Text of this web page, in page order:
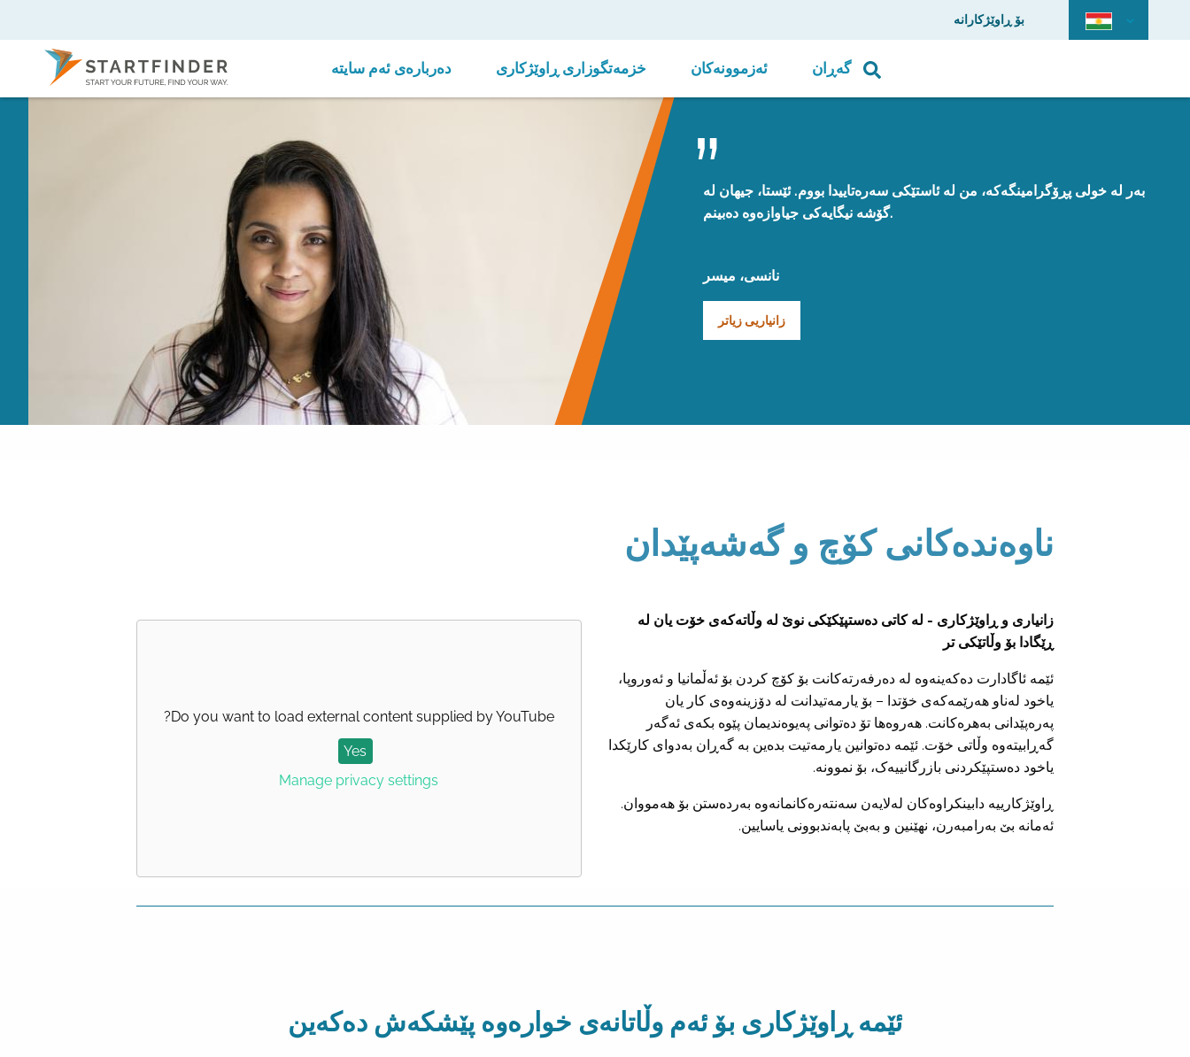
بۆ ڕاوێژکارانە
دەربارەی ئەم سایتە خزمەتگوزاری ڕاوێژکاری ئەزموونەکان گەڕان
بەر لە خولی پڕۆگرامینگەکە، من لە ئاستێکی سەرەتاییدا بووم. ئێستا، جیهان لە
گۆشە نیگایەکی جیاوازەوە دەبینم.
نانسی، میسر
زانیاریی زیاتر
ناوەندەکانی کۆچ و گەشەپێدان
زانیاری و ڕاوێژکاری - لە کاتی دەستپێکێکی نوێ لە وڵاتەکەی خۆت یان لە
ڕێگادا بۆ وڵاتێکی تر
ئێمە ئاگادارت دەکەینەوە لە دەرفەرتەکانت بۆ کۆچ کردن بۆ ئەڵمانیا و ئەوروپا،
یاخود لەناو هەرێمەکەی خۆتدا – بۆ یارمەتیدانت لە دۆزینەوەی کار یان
پەرەپێدانی بەهرەکانت. هەروەها تۆ دەتوانی پەیوەندیمان پێوە بکەی ئەگەر
گەڕابیتەوە وڵاتی خۆت. ئێمە دەتوانین یارمەتیت بدەین بە گەڕان بەدوای کارێکدا
یاخود دەستپێکردنی بازرگانییەک، بۆ نموونە.
ڕاوێژکارییە دابینکراوەکان لەلایەن سەنتەرەکانمانەوە بەردەستن بۆ هەمووان.
ئەمانە بێ بەرامبەرن، نهێنین و بەبێ پابەندبوونی یاسایین.
Do you want to load external content supplied byYouTube
?
Yes
Manage privacy settings
ئێمە ڕاوێژکاری بۆ ئەم وڵاتانەی خوارەوە پێشکەش دەکەین